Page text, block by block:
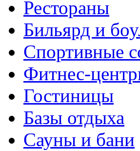
Рестораны
Бильярд и
Спортивные
Фитнес-
Гостиницы
Базы отдыха
Сауны и бани